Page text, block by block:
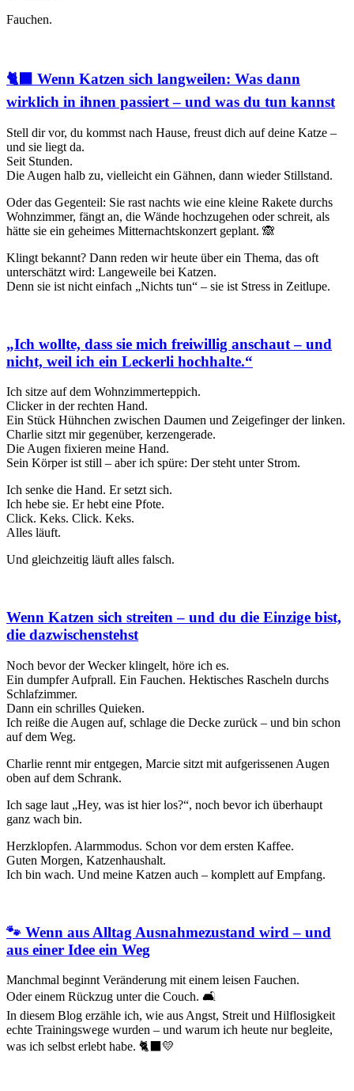
Fauchen.
🐈‍⬛ Wenn Katzen sich langweilen: Was dann
wirklich in ihnen passiert – und was du tun kannst
Stell dir vor, du kommst nach Hause, freust dich auf deine Katze –
und sie liegt da.
Seit Stunden.
Die Augen halb zu, vielleicht ein Gähnen, dann wieder Stillstand.
Oder das Gegenteil: Sie rast nachts wie eine kleine Rakete durchs
Wohnzimmer, fängt an, die Wände hochzugehen oder schreit, als
hätte sie ein geheimes Mitternachtskonzert geplant. 🙈
Klingt bekannt? Dann reden wir heute über ein Thema, das oft
unterschätzt wird: Langeweile bei Katzen.
Denn sie ist nicht einfach „Nichts tun“ – sie ist Stress in Zeitlupe.
„Ich wollte, dass sie mich freiwillig anschaut – und
nicht, weil ich ein Leckerli hochhalte.“
Ich sitze auf dem Wohnzimmerteppich.
Clicker in der rechten Hand.
Ein Stück Hühnchen zwischen Daumen und Zeigefinger der linken.
Charlie sitzt mir gegenüber, kerzengerade.
Die Augen fixieren meine Hand.
Sein Körper ist still – aber ich spüre: Der steht unter Strom.
Ich senke die Hand. Er setzt sich.
Ich hebe sie. Er hebt eine Pfote.
Click. Keks. Click. Keks.
Alles läuft.
Und gleichzeitig läuft alles falsch.
Wenn Katzen sich streiten – und du die Einzige bist,
die dazwischenstehst
Noch bevor der Wecker klingelt, höre ich es.
Ein dumpfer Aufprall. Ein Fauchen. Hektisches Rascheln durchs
Schlafzimmer.
Dann ein schrilles Quieken.
Ich reiße die Augen auf, schlage die Decke zurück – und bin schon
auf dem Weg.
Charlie rennt mir entgegen, Marcie sitzt mit aufgerissenen Augen
oben auf dem Schrank.
Ich sage laut „Hey, was ist hier los?“, noch bevor ich überhaupt
ganz wach bin.
Herzklopfen. Alarmmodus. Schon vor dem ersten Kaffee.
Guten Morgen, Katzenhaushalt.
Ich bin wach. Und meine Katzen auch – komplett auf Empfang.
🐾 Wenn aus Alltag Ausnahmezustand wird – und
aus einer Idee ein Weg
Manchmal beginnt Veränderung mit einem leisen Fauchen.
Oder einem Rückzug unter die Couch. 🛋️
In diesem Blog erzähle ich, wie aus Angst, Streit und Hilflosigkeit
echte Trainingswege wurden – und warum ich heute nur begleite,
was ich selbst erlebt habe. 🐈‍⬛💛